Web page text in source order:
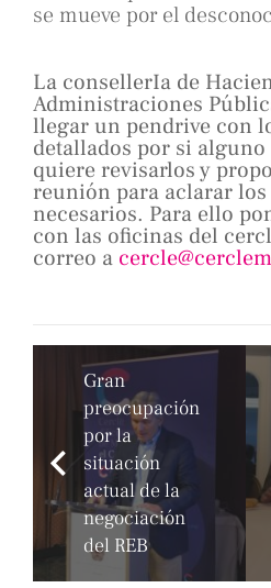
se mueve por el
La consellerIa de
Administraciones
llegar un pendrive con
detallados por si
quiere revisarlos y
reunión para aclarar los
necesarios. Para ello
con las oficinas del
correo a
Gran
preocupación
por la
situación
actual de la
negociación
del REB